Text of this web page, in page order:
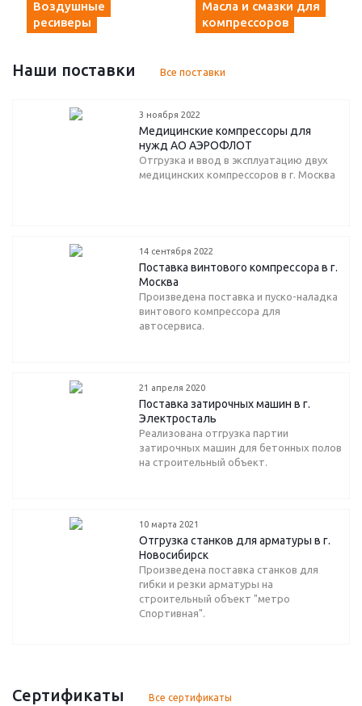
Воздушные
ресиверы
Масла и смазки для
компрессоров
Наши поставки Все поставки
3 ноября 2022
Медицинские компрессоры для
нужд АО АЭРОФЛОТ
Отгрузка и ввод в эксплуатацию двух
медицинских компрессоров в г. Москва
14 сентября 2022
Поставка винтового компрессора в г.
Москва
Произведена поставка и пуско-наладка
винтового компрессора для
автосервиса.
21 апреля 2020
Поставка затирочных машин в г.
Электросталь
Реализована отгрузка партии
затирочных машин для бетонных полов
на строительный объект.
10 марта 2021
Отгрузка станков для арматуры в г.
Новосибирск
Произведена поставка станков для
гибки и резки арматуры на
строительный объект "метро
Спортивная".
Сертификаты Все сертификаты